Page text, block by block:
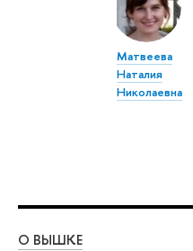
Матвеева
Наталия
Николаевна
О ВЫШКЕ